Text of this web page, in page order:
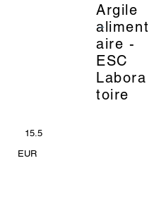
Argile
aliment
aire -
ESC
Labora
toire
_
15.5
EUR